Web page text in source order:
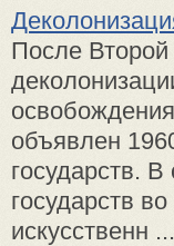
После
объявлен
государств.
государств
искусственн ...